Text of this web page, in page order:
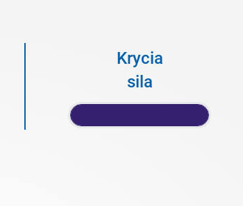
Krycia
sila